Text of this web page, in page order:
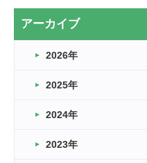
2026.03.20
なぎなた
2026.03.16
車いすバスケとRくんのお話
卒業・卒園の季節★
アーカイブ
2026年
2025年
2024年
2023年